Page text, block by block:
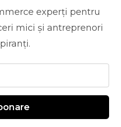
experți pentru
mici și antreprenori